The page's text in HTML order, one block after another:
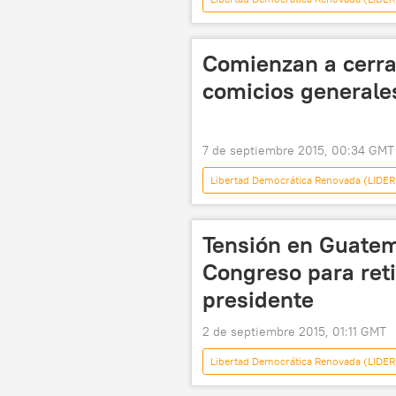
Guatemala
Manuel Baldizón
Comienzan a
comicios
7 de septiembre 2015, 00:34 GMT
Libertad Democrática Renovada
Guatemala
Jimmy Morales
elecciones
corrupción
Tensión en
Congreso para
presidente
2 de septiembre 2015, 01:11 GMT
Libertad Democrática Renovada
Otto Pérez Molina
Congreso